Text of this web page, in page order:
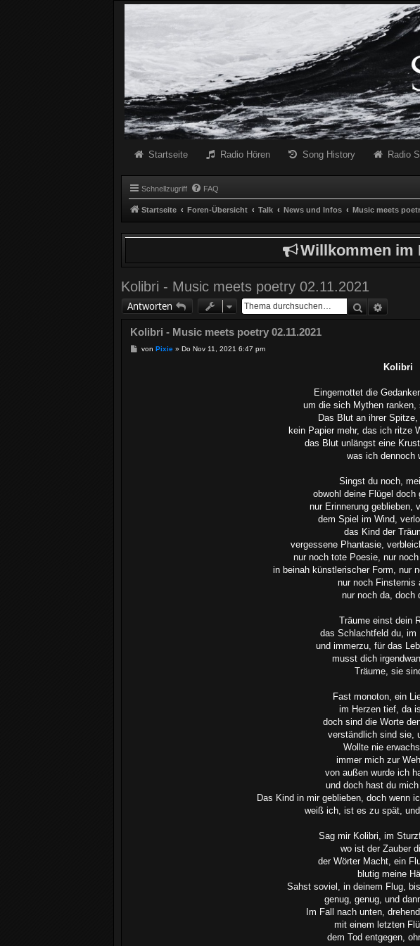
Radio Schwarze Welle Forum
Startseite Radio Hören Song History Radio
Schnellzugriff FAQ
Startseite Foren-Übersicht Talk News und Infos Music meets
Willkommen im
Kolibri - Music meets poetry 02.11.2021
Antworten Suche
Kolibri - Music meets poetry 02.11.2021
Bvon Pixie» Do Nov 11, 2021 6:47 pm
Kolibri
Eingemottet die
um die sich Mythen ranken,
Das Blut an ihrer
kein Papier mehr, das ich ritze
das Blut unlängst eine
was ich dennoch
Singst du noch,
obwohl deine Flügel doch
nur Erinnerung geblieben,
dem Spiel im Wind,
das Kind der
vergessene Phantasie,
nur noch tote Poesie, nur
in beinah künstlerischer Form, nur
nur noch Finsternis
nur noch da, doch
Träume einst dein
das Schlachtfeld du, im
und immerzu, für das
musst dich
Träume, sie
Fast monoton, ein
im Herzen tief, da
doch sind die Worte
verständlich sind sie,
Wollte nie
immer mich zur
von außen wurde ich
und doch hast du
Das Kind in mir geblieben, doch wenn
weiß ich, ist es zu spät,
Sag mir Kolibri, im
wo ist der Zauber
der Wörter Macht, ein
blutig meine
Sahst soviel, in deinem Flug,
genug, genug, und
Im Fall nach unten,
mit einem letzten
dem Tod entgegen,